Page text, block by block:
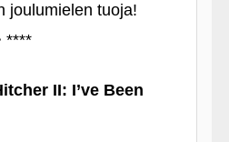
joulumielen tuoja!
****
II: I’ve Been